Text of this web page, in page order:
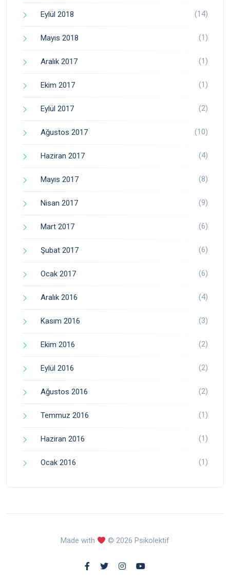
Eylül 2018 (14)
Mayıs 2018 (1)
Aralık 2017 (1)
Ekim 2017 (1)
Eylül 2017 (2)
Ağustos 2017 (10)
Haziran 2017 (4)
Mayıs 2017 (8)
Nisan 2017 (9)
Mart 2017 (6)
Şubat 2017 (6)
Ocak 2017 (6)
Aralık 2016 (4)
Kasım 2016 (3)
Ekim 2016 (2)
Eylül 2016 (2)
Ağustos 2016 (2)
Temmuz 2016 (1)
Haziran 2016 (1)
Ocak 2016 (1)
Made with © 2026 Psikolektif